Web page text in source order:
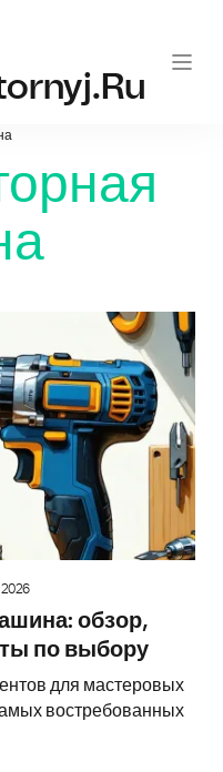
обзор,
по выбору
для мастеровых
востребованных